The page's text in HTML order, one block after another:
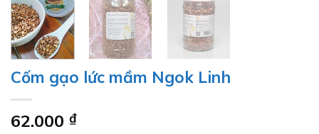
Cốm gạo lức mầm Ngok Linh
62.000 ₫